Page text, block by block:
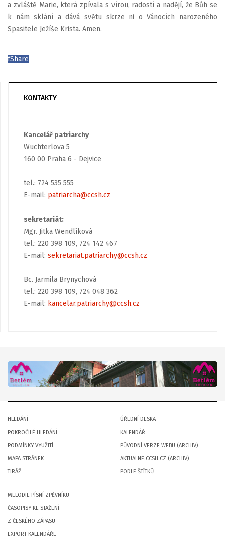
a zvláště Marie, která zpívala s vírou, radostí a nadějí, že Bůh se
k nám sklání a dává světu skrze ni o Vánocích narozeného
Spasitele Ježíše Krista. Amen.
fShare
KONTAKTY
Kancelář patriarchy
Wuchterlova 5
160 00 Praha 6 - Dejvice
tel.: 724 535 555
E-mail: patriarcha@ccsh.cz
sekretariát:
Mgr. Jitka Wendlíková
tel.: 220 398 109, 724 142 467
E-mail: sekretariat.patriarchy@ccsh.cz
Bc. Jarmila Brynychová
tel.: 220 398 109, 724 048 362
E-mail: kancelar.patriarchy@ccsh.cz
HLEDÁNÍ
POKROČILÉ HLEDÁNÍ
PODMÍNKY VYUŽITÍ
MAPA STRÁNEK
TIRÁŽ
ÚŘEDNÍ DESKA
KALENDÁŘ
PŮVODNÍ VERZE WEBU (ARCHIV)
AKTUALNE.CCSH.CZ (ARCHIV)
PODLE ŠTÍTKŮ
MELODIE PÍSNÍ ZPĚVNÍKU
ČASOPISY KE STAŽENÍ
Z ČESKÉHO ZÁPASU
EXPORT KALENDÁŘE